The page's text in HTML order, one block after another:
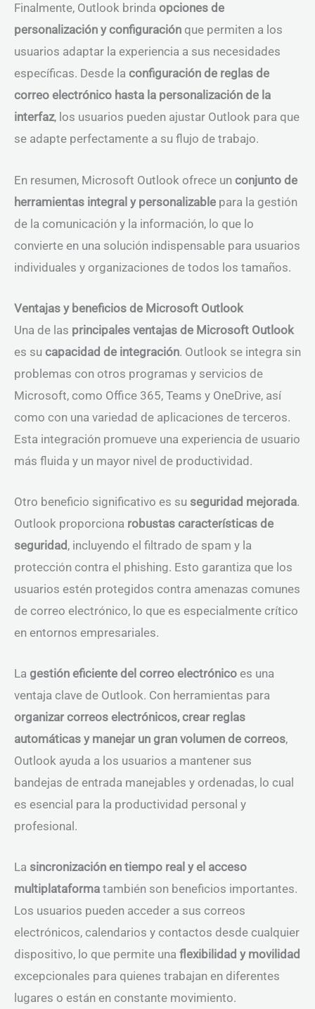
Finalmente, Outlook brinda opciones de
personalización y configuración que permiten a los
usuarios adaptar la experiencia a sus necesidades
específicas. Desde la configuración de reglas de
correo electrónico hasta la personalización de la
interfaz, los usuarios pueden ajustar Outlook para que
se adapte perfectamente a su flujo de trabajo.
En resumen, Microsoft Outlook ofrece un conjunto de
herramientas integral y personalizable para la gestión
de la comunicación y la información, lo que lo
convierte en una solución indispensable para usuarios
individuales y organizaciones de todos los tamaños.
Ventajas y beneficios de Microsoft Outlook
Una de las principales ventajas de Microsoft Outlook
es su capacidad de integración. Outlook se integra sin
problemas con otros programas y servicios de
Microsoft, como Office 365, Teams y OneDrive, así
como con una variedad de aplicaciones de terceros.
Esta integración promueve una experiencia de usuario
más fluida y un mayor nivel de productividad.
Otro beneficio significativo es su seguridad mejorada.
Outlook proporciona robustas características de
seguridad, incluyendo el filtrado de spam y la
protección contra el phishing. Esto garantiza que los
usuarios estén protegidos contra amenazas comunes
de correo electrónico, lo que es especialmente crítico
en entornos empresariales.
La gestión eficiente del correo electrónico es una
ventaja clave de Outlook. Con herramientas para
organizar correos electrónicos, crear reglas
automáticas y manejar un gran volumen de correos,
Outlook ayuda a los usuarios a mantener sus
bandejas de entrada manejables y ordenadas, lo cual
es esencial para la productividad personal y
profesional.
La sincronización en tiempo real y el acceso
multiplataforma también son beneficios importantes.
Los usuarios pueden acceder a sus correos
electrónicos, calendarios y contactos desde cualquier
dispositivo, lo que permite una flexibilidad y movilidad
excepcionales para quienes trabajan en diferentes
lugares o están en constante movimiento.